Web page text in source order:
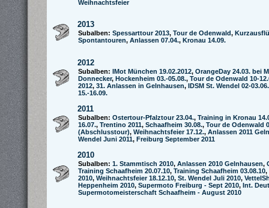
Weihnachtsfeier
2013
Subalben: Spessarttour 2013, Tour de Odenwald,
Spontantouren, Anlassen 07.04., Kronau 14.09.
2012
Subalben: IMot München 19.02.2012, OrangeDay 24.03. bei
Donnecker, Hockenheim 03.-05.08., Tour de Odenwald 10-
2012, 31. Anlassen in Gelnhausen, IDSM St. Wendel 02-03.06.
15.-16.09.
2011
Subalben: Ostertour-Pfalztour 23.04., Training in Kronau
16.07., Trentino 2011, Schaafheim 30.08., Tour de Odenwald
(Abschlusstour), Weihnachtsfeier 17.12., Anlassen 2011
Wendel Juni 2011, Freiburg September 2011
2010
Subalben: 1. Stammtisch 2010, Anlassen 2010 Gelnhausen,
Training Schaafheim 20.07.10, Training Schaafheim 03.08.10,
2010, Weihnachtsfeier 18.12.10, St. Wendel Juli 2010,
Heppenheim 2010, Supermoto Freiburg - Sept 2010, Int.
Supermotomeisterschaft Schaafheim - August 2010